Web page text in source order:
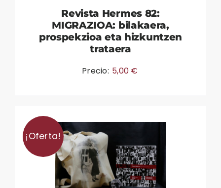
Revista Hermes 82:
MIGRAZIOA: bilakaera,
prospekzioa eta hizkuntzen
trataera
Precio: 5,00 €
¡Oferta!